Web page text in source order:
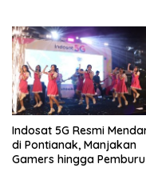
Indosat 5G Resmi
di Pontianak, Manjakan
Gamers hingga Pemburu